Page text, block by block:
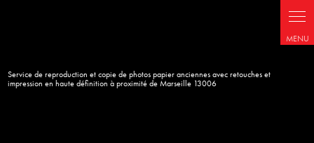
Service de reproduction et copie de photos papier anciennes avec retouches et
impression en haute définition à proximité de Marseille 13006